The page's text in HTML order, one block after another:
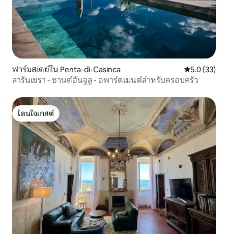
ฟาร์มสเตย์ใน Penta-di-Casinca คะแนนเฉลี่ย
5.0 (33)
ลารันเซรา - ซานต์อันจูลู - อพาร์ตเมนต์สำหรับครอบครัว
โดนใจเกสต์
โดนใจเกสต์